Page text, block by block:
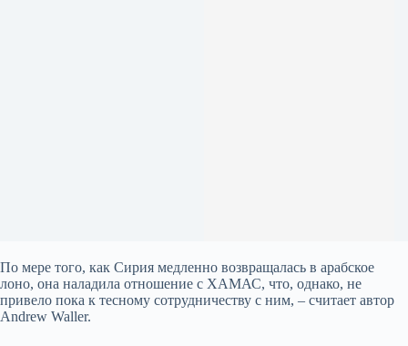
По мере того, как Сирия медленно возвращалась в арабское
лоно, она наладила отношение с ХАМАС, что, однако, не
привело пока к тесному сотрудничеству с ним, – считает автор
Andrew Waller.